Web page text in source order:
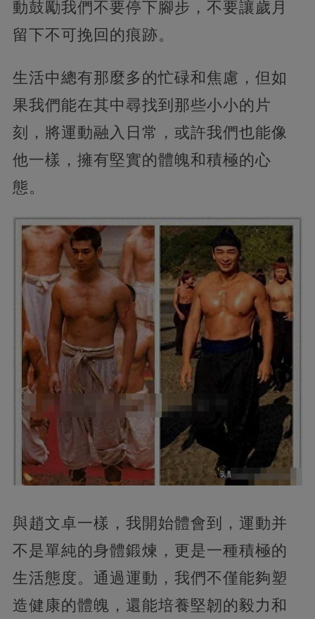
動鼓勵我們不要停下腳步，不要讓歲月
留下不可挽回的痕跡。
生活中總有那麼多的忙碌和焦慮，但如
果我們能在其中尋找到那些小小的片
刻，將運動融入日常，或許我們也能像
他一樣，擁有堅實的體魄和積極的心
態。
與趙文卓一樣，我開始體會到，運動并
不是單純的身體鍛煉，更是一種積極的
生活態度。通過運動，我們不僅能夠塑
造健康的體魄，還能培養堅韌的毅力和